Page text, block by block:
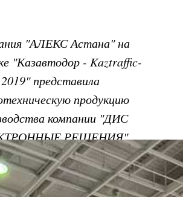
"АЛЕКС Астана" на
"Казавтодор - Kaztraffic-
2019" представила
продукцию
компании "ДИС
РЕШЕНИЯ"